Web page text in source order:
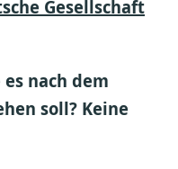
Gesellschaft
nach dem
soll? Keine